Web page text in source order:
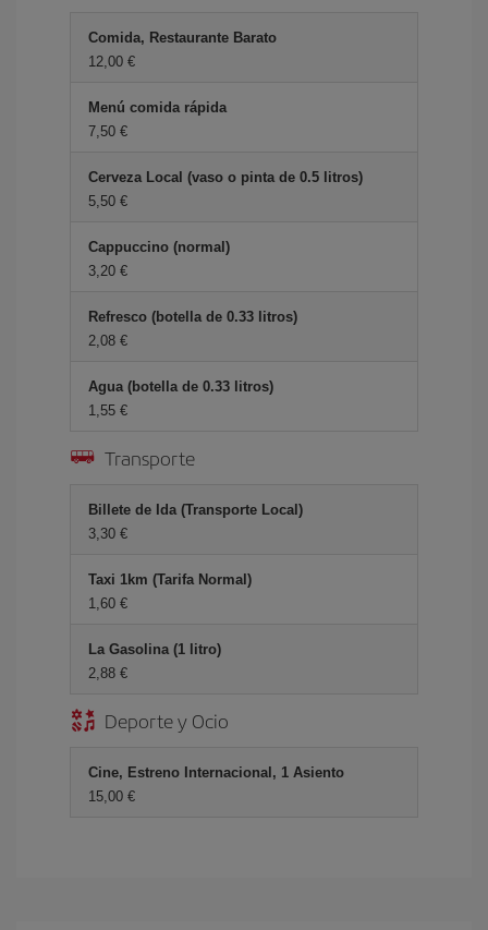
Comida, Restaurante Barato
12,00
Menú comida rápida
7,50
Cerveza Local (vaso o pinta de 0.5 litros)
5,50
Cappuccino (normal)
3,20
Refresco (botella de 0.33 litros)
2,08
Agua (botella de 0.33 litros)
1,55
Transporte
Billete de Ida (Transporte Local)
3,30
Taxi 1km (Tarifa Normal)
1,60
La Gasolina (1 litro)
2,88
Deporte y Ocio
Cine, Estreno Internacional, 1 Asiento
15,00